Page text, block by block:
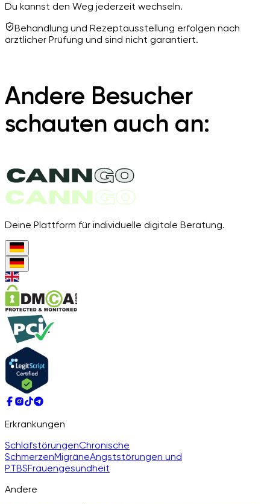
Du kannst den Weg jederzeit wechseln.
Behandlung und Rezeptausstellung erfolgen nach
ärztlicher Prüfung und sind nicht garantiert.
Andere Besucher
schauten auch an:
Deine Plattform für individuelle digitale Beratung.
Erkrankungen
SchlafstörungenChronische
SchmerzenMigräneAngststörungen und
PTBSFrauengesundheit
Andere